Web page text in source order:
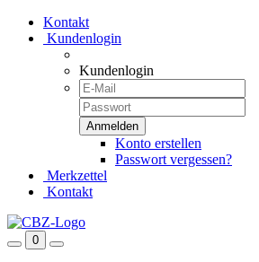
Kontakt
Kundenlogin
Kundenlogin
Konto erstellen
Passwort vergessen?
Merkzettel
Kontakt
0